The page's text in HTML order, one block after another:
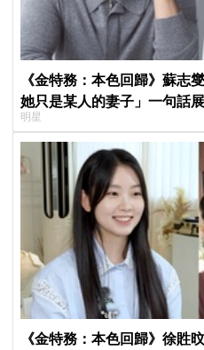
《金特務：本色回歸》蘇志
她只是某人的妻子」一句話
明星
《金特務：本色回歸》徐貹